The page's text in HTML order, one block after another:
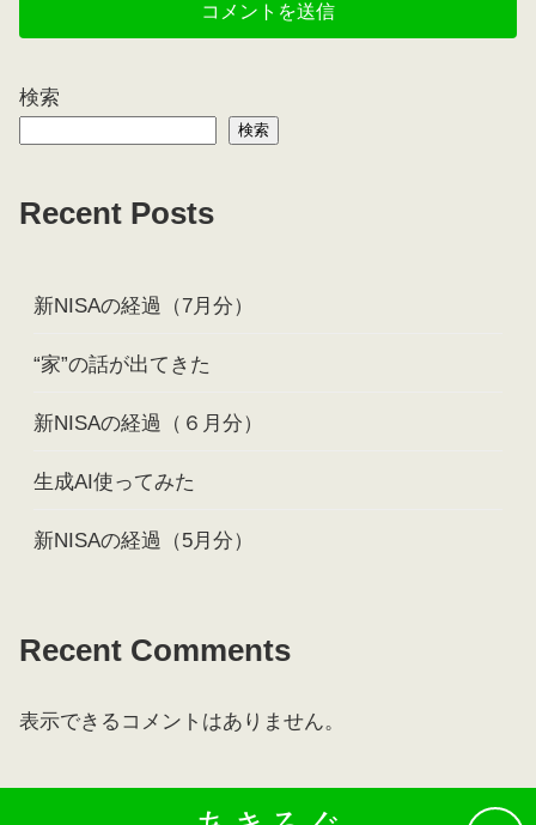
検索
検索
Recent Posts
新NISAの経過（7月分）
“家”の話が出てきた
新NISAの経過（６月分）
生成AI使ってみた
新NISAの経過（5月分）
Recent Comments
表示できるコメントはありません。